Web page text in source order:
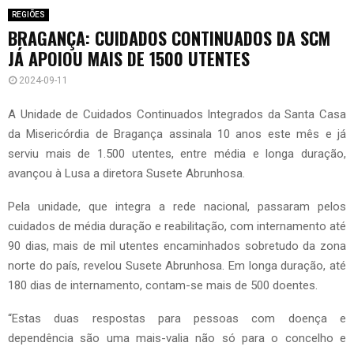
REGIÕES
BRAGANÇA: CUIDADOS CONTINUADOS DA SCM
JÁ APOIOU MAIS DE 1500 UTENTES
2024-09-11
A Unidade de Cuidados Continuados Integrados da Santa Casa
da Misericórdia de Bragança assinala 10 anos este mês e já
serviu mais de 1.500 utentes, entre média e longa duração,
avançou à Lusa a diretora Susete Abrunhosa.
Pela unidade, que integra a rede nacional, passaram pelos
cuidados de média duração e reabilitação, com internamento até
90 dias, mais de mil utentes encaminhados sobretudo da zona
norte do país, revelou Susete Abrunhosa. Em longa duração, até
180 dias de internamento, contam-se mais de 500 doentes.
“Estas duas respostas para pessoas com doença e
dependência são uma mais-valia não só para o concelho e